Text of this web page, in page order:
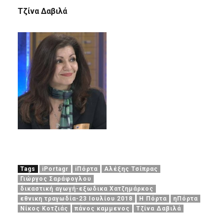
Τζίνα Δαβιλά
Tags iPortagr iΠόρτα
Αλέξης Τσίπρας
Γιώργος Σαράφογλου
δικαστική αγωγή-εξωδικα Χατζημάρκος
εθνικη τραγωδία-23 Ιουλίου 2018
Η Πόρτα
ηΠόρτα
Νίκος Κοτζιάς
πάνος καμμενος Τζίνα Δαβιλά